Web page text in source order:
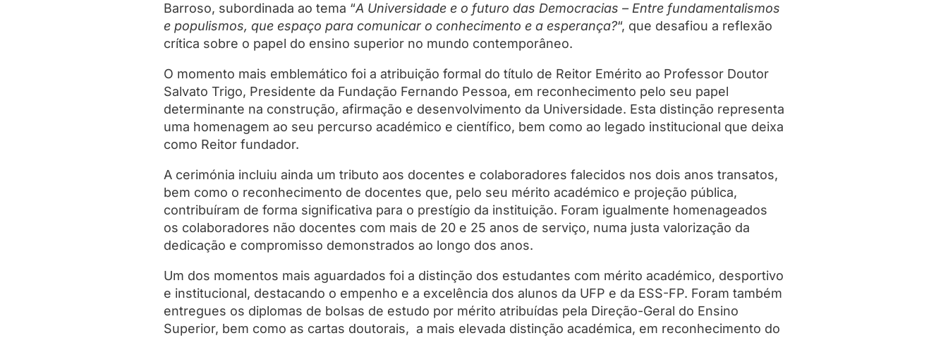
Barroso, subordinada ao tema “A Universidade e o futuro das Democracias – Entre fundamentalismos
e populismos, que espaço para comunicar o conhecimento e a esperança?“, que desafiou a reflexão
crítica sobre o papel do ensino superior no mundo contemporâneo.
O momento mais emblemático foi a atribuição formal do título de Reitor Emérito ao Professor Doutor
Salvato Trigo, Presidente da Fundação Fernando Pessoa, em reconhecimento pelo seu papel
determinante na construção, afirmação e desenvolvimento da Universidade. Esta distinção representa
uma homenagem ao seu percurso académico e científico, bem como ao legado institucional que deixa
como Reitor fundador.
A cerimónia incluiu ainda um tributo aos docentes e colaboradores falecidos nos dois anos transatos,
bem como o reconhecimento de docentes que, pelo seu mérito académico e projeção pública,
contribuíram de forma significativa para o prestígio da instituição. Foram igualmente homenageados
os colaboradores não docentes com mais de 20 e 25 anos de serviço, numa justa valorização da
dedicação e compromisso demonstrados ao longo dos anos.
Um dos momentos mais aguardados foi a distinção dos estudantes com mérito académico, desportivo
e institucional, destacando o empenho e a excelência dos alunos da UFP e da ESS-FP. Foram também
entregues os diplomas de bolsas de estudo por mérito atribuídas pela Direção-Geral do Ensino
Superior, bem como as cartas doutorais, a mais elevada distinção académica, em reconhecimento do